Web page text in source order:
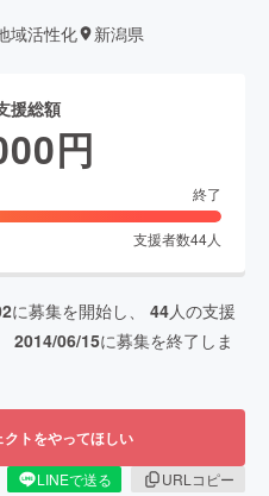
域活性化 新潟県
援総額
円
終了
支援者数44人
に募集を開始し、 44人の支援
2014/06/15に募集を終了しま
クトをやってほしい
LINEで送る
URLコピー